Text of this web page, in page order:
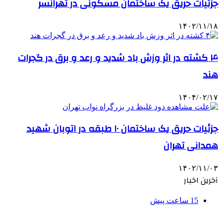
جزئیات حریق یک ساختمان مسکونی در تهرانسر
۱۴۰۲/۱۱/۱۸
۴ کشته در اثر وزش باد شدید و رعد و برق در گجرات
هند
۱۴۰۴/۰۲/۱۷
جزئیات حریق یک ساختمان ۱۰ طبقه در اتوبان شهید
همدانی تهران
۱۴۰۲/۱۱/۰۳
آخرین اخبار
15 ساعت پیش